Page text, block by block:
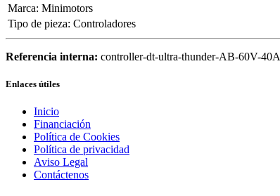
Marca: Minimotors
Tipo de pieza: Controladores
Referencia interna: controller-dt-ultra-thunder-AB-60V-40A
Enlaces útiles
Inicio
Financiación
Política de Cookies
Política de privacidad
Aviso Legal
Contáctenos